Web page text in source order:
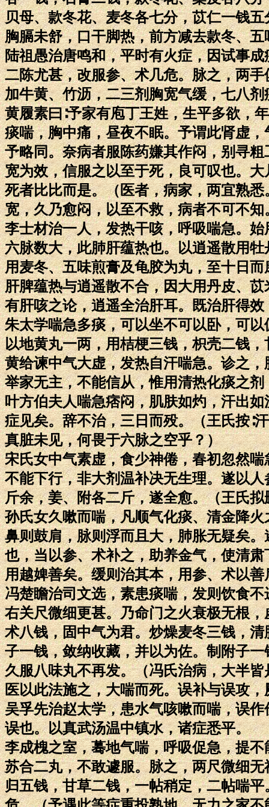
贝母、款冬花、麦冬各七分，苡仁一钱
胸膈未舒，口干脚热，前方减去款冬、
陆祖愚治唐鸣和，平时有火症，因试事
二陈尤甚，改服参、术几危。脉之，两
加牛黄、竹沥，二三剂胸宽气缓，七八
黄履素曰∶予家有庖丁王姓，生平多欲，
痰喘，胸中痛，昼夜不眠。予谓此肾虚
予略同。奈病者服陈药嫌其作闷，别寻
宽为效，信服之以至于死，良可叹也。
死者比比而是。（医者，病家，两宜熟
宽，久乃愈闷，以至不救，病者不可不知
李士材治一人，发热干咳，呼吸喘急。
六脉数大，此肺肝蕴热也。以逍遥散用
用麦冬、五味煎膏及龟胶为丸，至十日
肝脾蕴热与逍遥散不合，因大用丹皮、
有肝咳之论，逍遥全治肝耳。既治肝得
朱太学喘急多痰，可以坐不可以卧，可
以地黄丸一两，用桔梗三钱，枳壳二钱
黄给谏中气大虚，发热自汗喘急。诊之
举家无主，不能信从，惟用清热化痰之
叶方伯夫人喘急痞闷，肌肤如灼，汗出
症见矣。辞不治，三日而殁。（王氏按∶
真脏未见，何畏于六脉之空乎？）
宋氏女中气素虚，食少神倦，春初忽然
不能下行，非大剂温补决无生理。遂以
斤余，姜、附各二斤，遂全愈。（王氏
孙氏女久嗽而喘，凡顺气化痰、清金降
鼻则鼓肩，脉则浮而且大，肺胀无疑矣
也，当以参、术补之，助养金气，使清
用越婢善矣。缓则治其本，用参、术以
冯楚瞻治司文选，素患痰喘，发则饮食
右关尺微细更甚。乃命门之火衰极无根
术八钱，固中气为君。炒燥麦冬三钱，
子一钱，敛纳收藏，并以为佐。制附子
久服八味丸不再发。（冯氏治病，大半
医以此法施之，大喘而死。误补与误攻
吴孚先治赵太学，患水气咳嗽而喘，误
误也。以真武汤温中镇水，诸症悉平。
李成槐之室，蓦地气喘，呼吸促急，提
苏合二丸，不敢遽服。脉之，两尺微细
归五钱，甘草二钱，一帖稍定，二帖喘